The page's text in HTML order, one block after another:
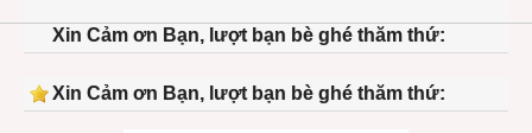
Xin Cảm ơn Bạn, lượt bạn bè ghé thăm thứ:
Xin Cảm ơn Bạn, lượt bạn bè ghé thăm thứ: